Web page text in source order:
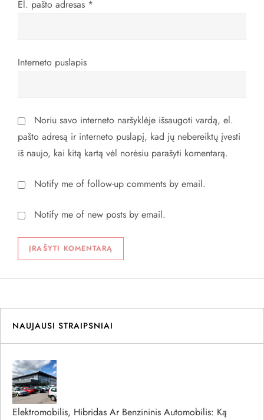
ų
El. pašto adresas *
Interneto puslapis
Noriu savo interneto naršyklėje išsaugoti vardą, el.
pašto adresą ir interneto puslapį, kad jų nebereiktų įvesti
iš naujo, kai kitą kartą vėl norėsiu parašyti komentarą.
Notify me of follow-up comments by email.
Notify me of new posts by email.
NAUJAUSI STRAIPSNIAI
Elektromobilis, Hibridas Ar Benzininis Automobilis: Ką